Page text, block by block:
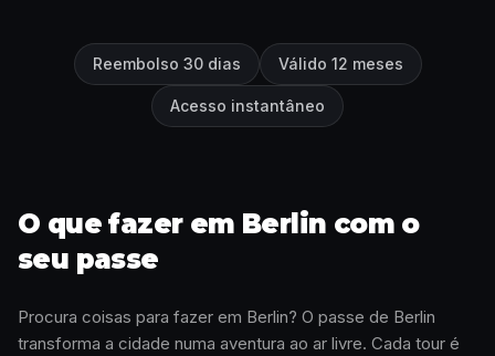
Reembolso 30 dias Válido 12 meses
Acesso instantâneo
O que fazer em Berlin com o
seu passe
Procura coisas para fazer em Berlin? O passe de Berlin
transforma a cidade numa aventura ao ar livre. Cada tour é